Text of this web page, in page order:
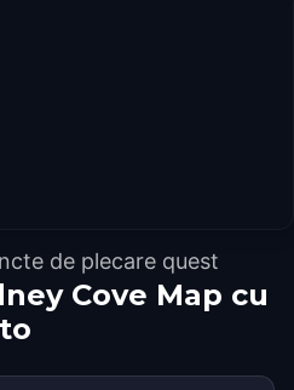
de plecare quest
Cove Map cu